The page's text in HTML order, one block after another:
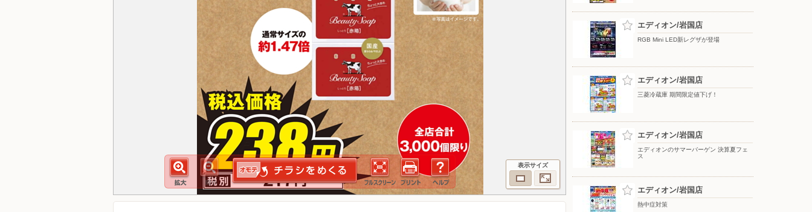
表示サイズ
エディオン/岩国店
RGB Mini LED新レグザが登場
エディオン/岩国店
三菱冷蔵庫 期間限定値下げ！
エディオン/岩国店
エディオンのサマーバーゲン 決算夏フェ
ス
エディオン/岩国店
熱中症対策